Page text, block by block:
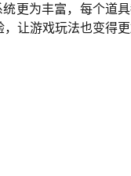
更为丰富，每个道
让游戏玩法也变得更